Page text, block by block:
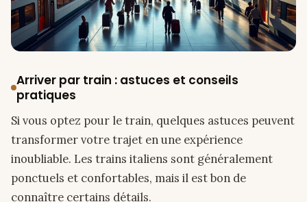
Arriver par train : astuces et conseils
pratiques
Si vous optez pour le train, quelques astuces peuvent
transformer votre trajet en une expérience
inoubliable. Les trains italiens sont généralement
ponctuels et confortables, mais il est bon de
connaître certains détails.